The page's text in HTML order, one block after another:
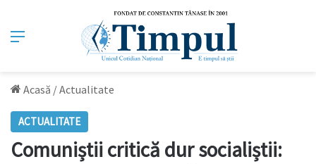
Meniu
Acasă /Actualitate
ACTUALITATE
Comuniștii critică dur socialiștii: